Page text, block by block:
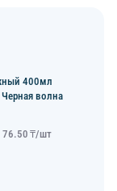
400мл
волна
76.50 ₸/шт